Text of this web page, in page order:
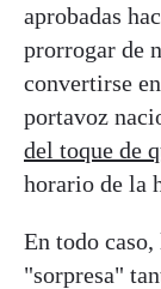
aprobadas
prorrogar de
convertirse
portavoz
del toque de
horario de la
En todo
"sorpresa"